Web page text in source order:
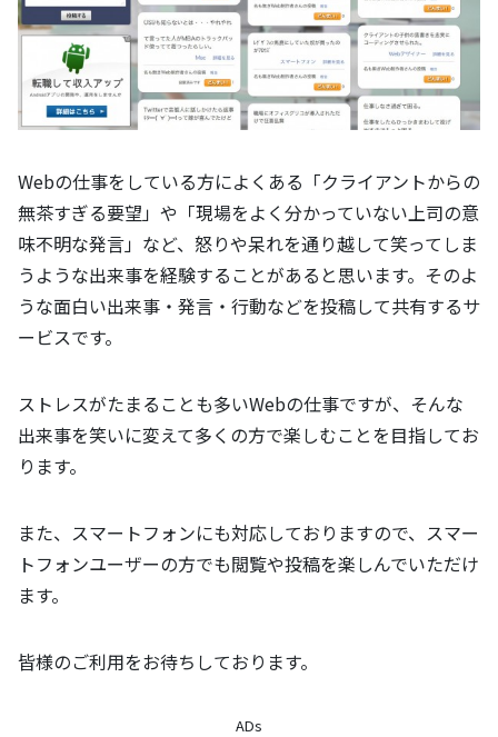
Webの仕事をしている方によくある「クライアントからの
無茶すぎる要望」や「現場をよく分かっていない上司の意
味不明な発言」など、怒りや呆れを通り越して笑ってしま
うような出来事を経験することがあると思います。そのよ
うな面白い出来事・発言・行動などを投稿して共有するサ
ービスです。
ストレスがたまることも多いWebの仕事ですが、そんな
出来事を笑いに変えて多くの方で楽しむことを目指してお
ります。
また、スマートフォンにも対応しておりますので、スマー
トフォンユーザーの方でも閲覧や投稿を楽しんでいただけ
ます。
皆様のご利用をお待ちしております。
ADs